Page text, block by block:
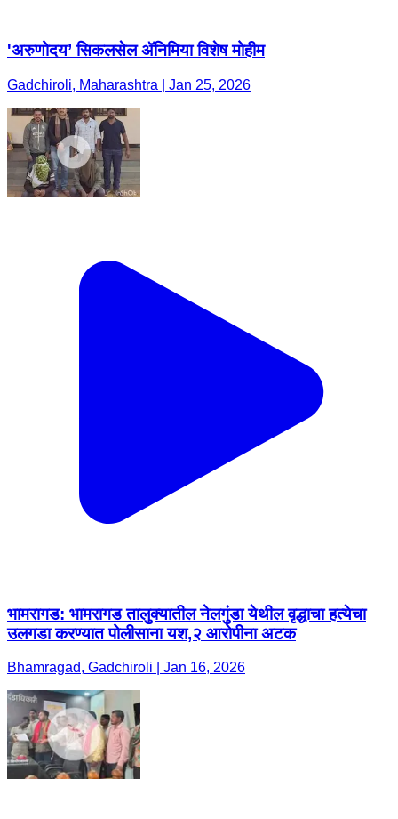
'अरुणोदय’ सिकलसेल ॲनिमिया विशेष मोहीम
Gadchiroli, Maharashtra | Jan 25, 2026
भामरागड: भामरागड तालुक्यातील नेलगुंडा येथील वृद्धाचा हत्येचा
उलगडा करण्यात पोलीसाना यश,२ आरोपीना अटक
Bhamragad, Gadchiroli | Jan 16, 2026